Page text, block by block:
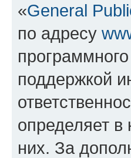
«General
по адресу
поддержкой
определяет в
них. За